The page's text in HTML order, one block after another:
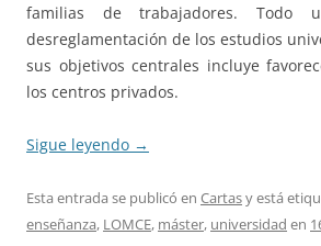
familias de trabajadores. Todo
desreglamentación de los estudios
sus objetivos centrales incluye
los centros privados.
Sigue leyendo →
Esta entrada se publicó en Cartasy está
enseñanza, LOMCE, máster, universidad en